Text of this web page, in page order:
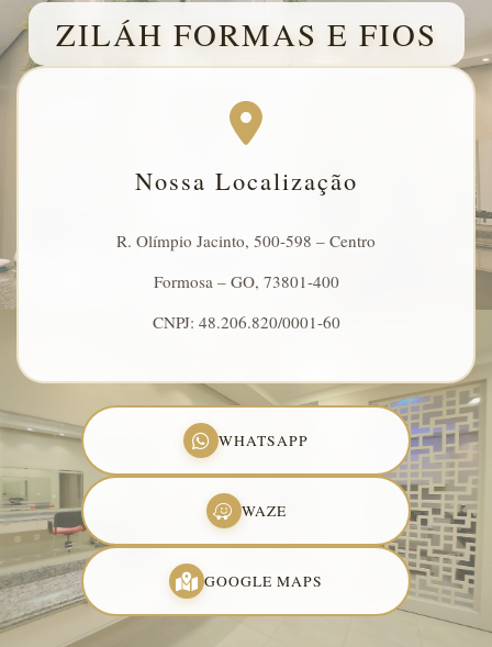
ZILÁH FORMAS E FIOS
Nossa Localização
R. Olímpio Jacinto, 500-598 – Centro
Formosa – GO, 73801-400
CNPJ: 48.206.820/0001-60
WHATSAPP
WAZE
GOOGLE MAPS